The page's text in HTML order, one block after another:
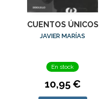
CUENTOS ÚNICOS
JAVIER MARÍAS
En stock
10,95 €